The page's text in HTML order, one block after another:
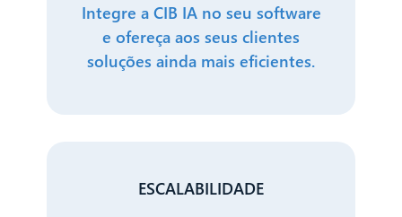
Integre a CIB IA no seu software
e ofereça aos seus clientes
soluções ainda mais eficientes.
ESCALABILIDADE